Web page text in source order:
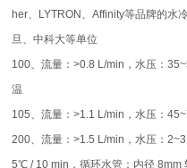
her、LYTRON、Affinity等品牌的水
旦、中科大等单位
100、流量：>0.8 L/min，水压：
温
105、流量：>1.1 L/min，水压：
200、流量：>1.5 L/min，水压：
5℃ / 10 min，循环水管：内径 8mm